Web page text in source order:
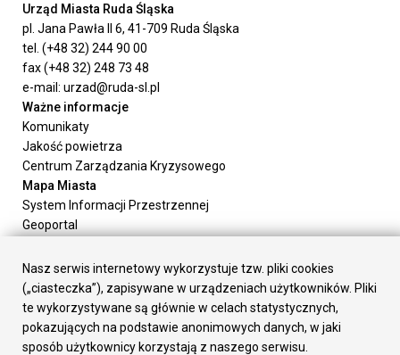
Urząd Miasta Ruda Śląska
pl. Jana Pawła II 6, 41-709 Ruda Śląska
tel. (+48 32) 244 90 00
fax (+48 32) 248 73 48
e-mail: urzad@ruda-sl.pl
Ważne informacje
Komunikaty
Jakość powietrza
Centrum Zarządzania Kryzysowego
Mapa Miasta
System Informacji Przestrzennej
Geoportal
Załatw sprawę
Prezydent Miasta
Rada Miasta
Wydziały
Elektroniczna Skrzynka Podawcza
Nasz serwis internetowy wykorzystuje tzw. pliki cookies
(„ciasteczka”), zapisywane w urządzeniach użytkowników. Pliki
te wykorzystywane są głównie w celach statystycznych,
pokazujących na podstawie anonimowych danych, w jaki
sposób użytkownicy korzystają z naszego serwisu.